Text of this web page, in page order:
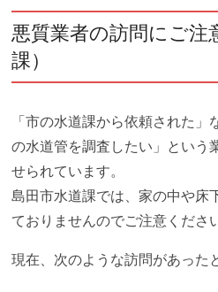
悪質業者の訪問にご注
課）
「市の水道課から依頼された
の水道管を調査したい」という
せられています。
島田市水道課では、家の中や床
ておりませんのでご注意くださ
現在、次のような訪問があった